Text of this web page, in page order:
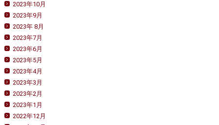
2023年10月
2023年9月
2023年 8月
2023年7月
2023年6月
2023年5月
2023年4月
2023年3月
2023年2月
2023年1月
2022年12月